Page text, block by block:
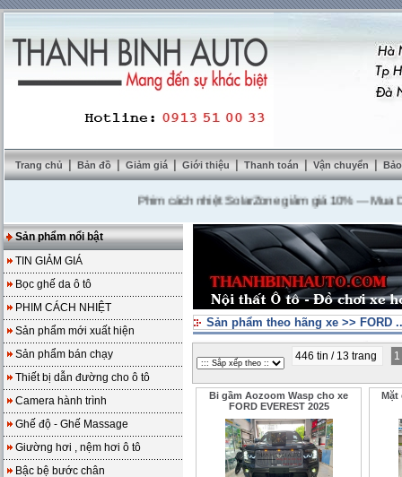
Trang chủ | Bản đồ | Giảm giá | Giới thiệu | Thanh toán | Vận chuyển |
Phim cách nhiệt SolarZone giảm giá 10%---Mua DVD
Sản phẩm nổi bật
TIN GIẢM GIÁ
Bọc ghế da ô tô
PHIM CÁCH NHIỆT
Sản phẩm mới xuất hiện
Sản phẩm bán chạy
Thiết bị dẫn đường cho ô tô
Camera hành trình
Ghế độ - Ghế Massage
Giường hơi , nệm hơi ô tô
Bậc bệ bước chân
Sản phẩm theo hãng xe >> FORD
446 tin / 13 trang 1
Bi gầm Aozoom Wasp cho xe
FORD EVEREST 2025
Mặt